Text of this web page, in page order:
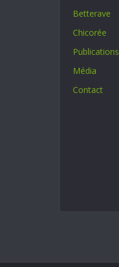
Betterave
Chicorée
Publications
Média
Contact